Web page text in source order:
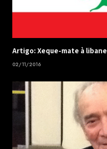
Artigo: Xeque-mate à
02/11/2016